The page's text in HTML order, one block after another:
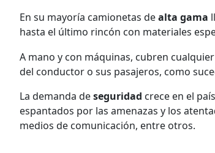
En su mayoría camionetas dealta gama
hasta el último rincón con materiales
A mano y con máquinas, cubren
del conductor o sus pasajeros, como
La demanda deseguridad crece en el
espantados por las amenazas y los
medios de comunicación, entre otros.